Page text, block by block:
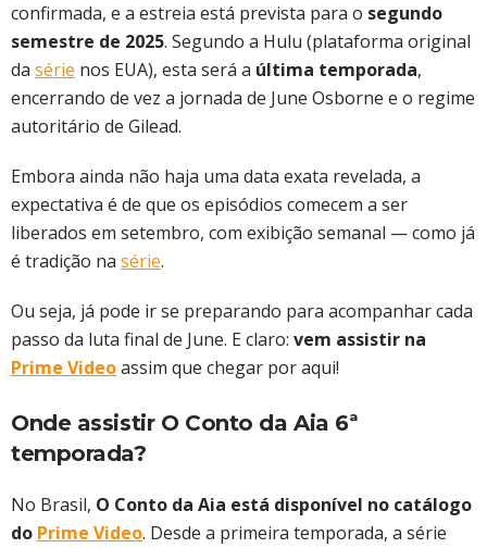
confirmada, e a estreia está prevista para o segundo
semestre de 2025. Segundo a Hulu (plataforma original
da série nos EUA), esta será a última temporada,
encerrando de vez a jornada de June Osborne e o regime
autoritário de Gilead.
Embora ainda não haja uma data exata revelada, a
expectativa é de que os episódios comecem a ser
liberados em setembro, com exibição semanal — como já
é tradição na série.
Ou seja, já pode ir se preparando para acompanhar cada
passo da luta final de June. E claro: vem assistir na
Prime Videoassim que chegar por aqui!
Onde assistir O Conto da Aia 6ª
temporada?
No Brasil, O Conto da Aia está disponível no catálogo
do Prime Video. Desde a primeira temporada, a série